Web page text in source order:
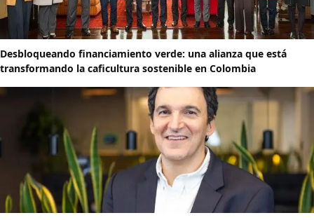
Desbloqueando financiamiento verde: una alianza que está
transformando la caficultura sostenible en Colombia